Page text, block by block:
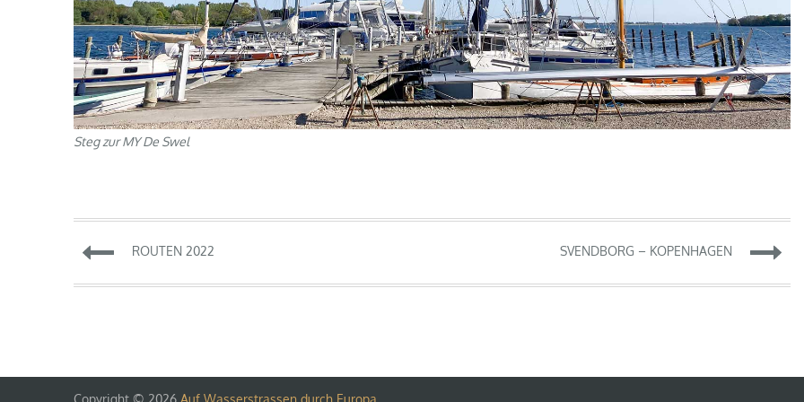
Steg zur MY De Swel
Beitragsnavigation
ROUTEN 2022 SVENDBORG – KOPENHAGEN
Copyright © 2026 Auf Wasserstrassen durch Europa